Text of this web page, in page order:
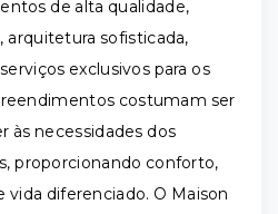
de alta qualidade,
arquitetura sofisticada,
exclusivos para os
costumam ser
às necessidades dos
proporcionando conforto,
diferenciado. O Maison